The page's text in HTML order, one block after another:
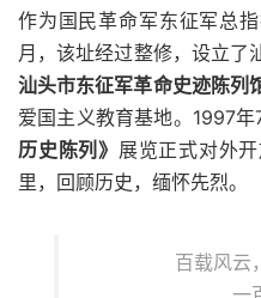
作为国民革命军东征军总
月，该址经过整修，设立
汕头市东征军革命史迹陈列
爱国主义教育基地。1997
历史陈列》 展览正式对外
里，回顾历史，缅怀先烈。
百载风云